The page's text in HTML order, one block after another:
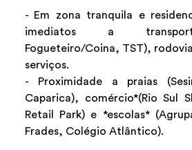
- Em zona tranquila e
imediatos a
Fogueteiro/Coina, TST),
serviços.
- Proximidade a praias
Caparica), comércio*(Rio Sul
Retail Park) e *escolas*
Frades, Colégio Atlântico).